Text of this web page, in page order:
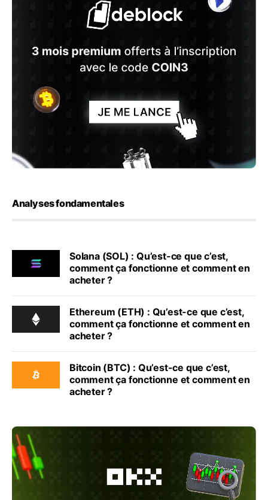
Analyses fondamentales
Solana (SOL) : Qu’est-ce que c’est,
comment ça fonctionne et comment en
acheter ?
Ethereum (ETH) : Qu’est-ce que c’est,
comment ça fonctionne et comment en
acheter ?
Bitcoin (BTC) : Qu’est-ce que c’est,
comment ça fonctionne et comment en
acheter ?